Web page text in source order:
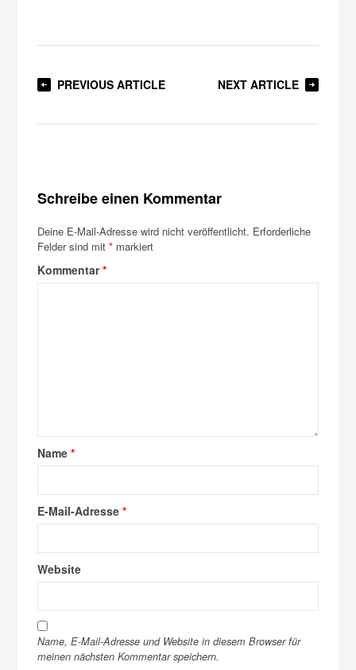
PREVIOUS ARTICLE NEXT ARTICLE
Schreibe einen Kommentar
Deine E-Mail-Adresse wird nicht veröffentlicht. Erforderliche
Felder sind mit* markiert
Kommentar*
Name*
E-Mail-Adresse*
Website
Name, E-Mail-Adresse und Website in diesem Browser für
meinen nächsten Kommentar speichern.